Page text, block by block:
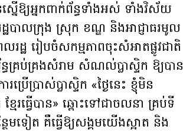
ស្នើឱ្យអ្នកពាក់ព័ន្ធទាំងអស់ ទាំងវិស័យ
ឋបាលក្រុង ស្រុក ខណ្ឌ និងអាជ្ញាធរមូល
ដ្ឋ រៀបចំសកម្មភាពចុះសំអាតផ្លូវជាតិ
ធគ្រប់គ្រងសំរាម សំណល់ប្លាស្ទិក ឱ្យបាន
រើប្រាស់ប្លាស្ទិក «ថ្ងៃនេះ ខ្ញុំមិន
មែរធ្វើបាន» ឆ្ពោះទៅជាចលនា គ្រប់ទី
ែមទៀត គឺធ្វើឱ្យសង្គមយើងស្អាត និង